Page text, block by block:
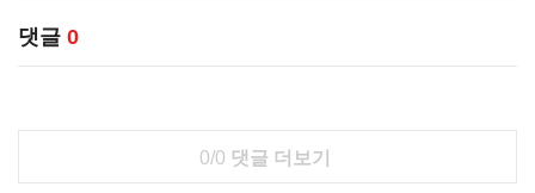
댓글 0
0/0 댓글 더보기